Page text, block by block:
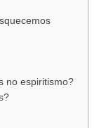
no espiritismo?